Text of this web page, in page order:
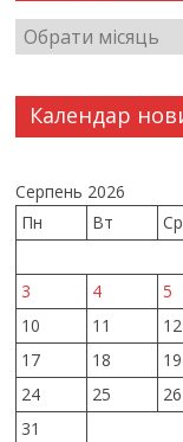
Календар
Серпень 2026
Пн
Вт Ср
3
4 5
10
11 12
17
18 19
24
25 26
31